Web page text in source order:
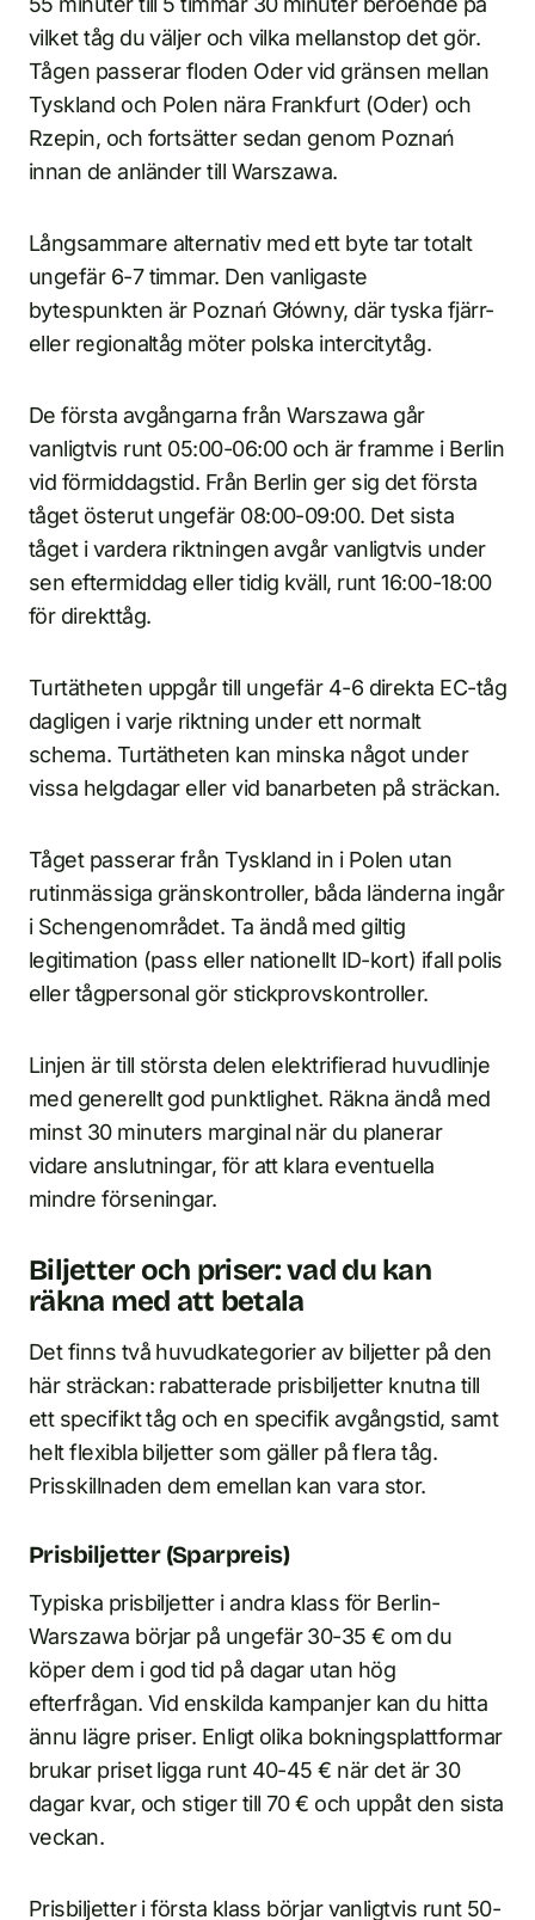
vilket tåg du väljer och vilka mellanstop det gör.
Tågen passerar floden Oder vid gränsen mellan
Tyskland och Polen nära Frankfurt (Oder) och
Rzepin, och fortsätter sedan genom Poznań
innan de anländer till Warszawa.
Långsammare alternativ med ett byte tar totalt
ungefär 6-7 timmar. Den vanligaste
bytespunkten är Poznań Główny, där tyska fjärr-
eller regionaltåg möter polska intercitytåg.
De första avgångarna från Warszawa går
vanligtvis runt 05:00-06:00 och är framme i Berlin
vid förmiddagstid. Från Berlin ger sig det första
tåget österut ungefär 08:00-09:00. Det sista
tåget i vardera riktningen avgår vanligtvis under
sen eftermiddag eller tidig kväll, runt 16:00-18:00
för direkttåg.
Turtätheten uppgår till ungefär 4-6 direkta EC-tåg
dagligen i varje riktning under ett normalt
schema. Turtätheten kan minska något under
vissa helgdagar eller vid banarbeten på sträckan.
Tåget passerar från Tyskland in i Polen utan
rutinmässiga gränskontroller, båda länderna ingår
i Schengenområdet. Ta ändå med giltig
legitimation (pass eller nationellt ID-kort) ifall polis
eller tågpersonal gör stickprovskontroller.
Linjen är till största delen elektrifierad huvudlinje
med generellt god punktlighet. Räkna ändå med
minst 30 minuters marginal när du planerar
vidare anslutningar, för att klara eventuella
mindre förseningar.
Biljetter och priser: vad du kan
räkna med att betala
Det finns två huvudkategorier av biljetter på den
här sträckan: rabatterade prisbiljetter knutna till
ett specifikt tåg och en specifik avgångstid, samt
helt flexibla biljetter som gäller på flera tåg.
Prisskillnaden dem emellan kan vara stor.
Prisbiljetter (Sparpreis)
Typiska prisbiljetter i andra klass för Berlin-
Warszawa börjar på ungefär 30-35 € om du
köper dem i god tid på dagar utan hög
efterfrågan. Vid enskilda kampanjer kan du hitta
ännu lägre priser. Enligt olika bokningsplattformar
brukar priset ligga runt 40-45 € när det är 30
dagar kvar, och stiger till 70 € och uppåt den sista
veckan.
Prisbiljetter i första klass börjar vanligtvis runt 50-